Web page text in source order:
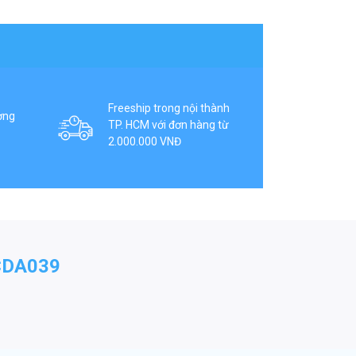
Freeship trong nội thành
TP. HCM với đơn hàng từ
2.000.000 VNĐ